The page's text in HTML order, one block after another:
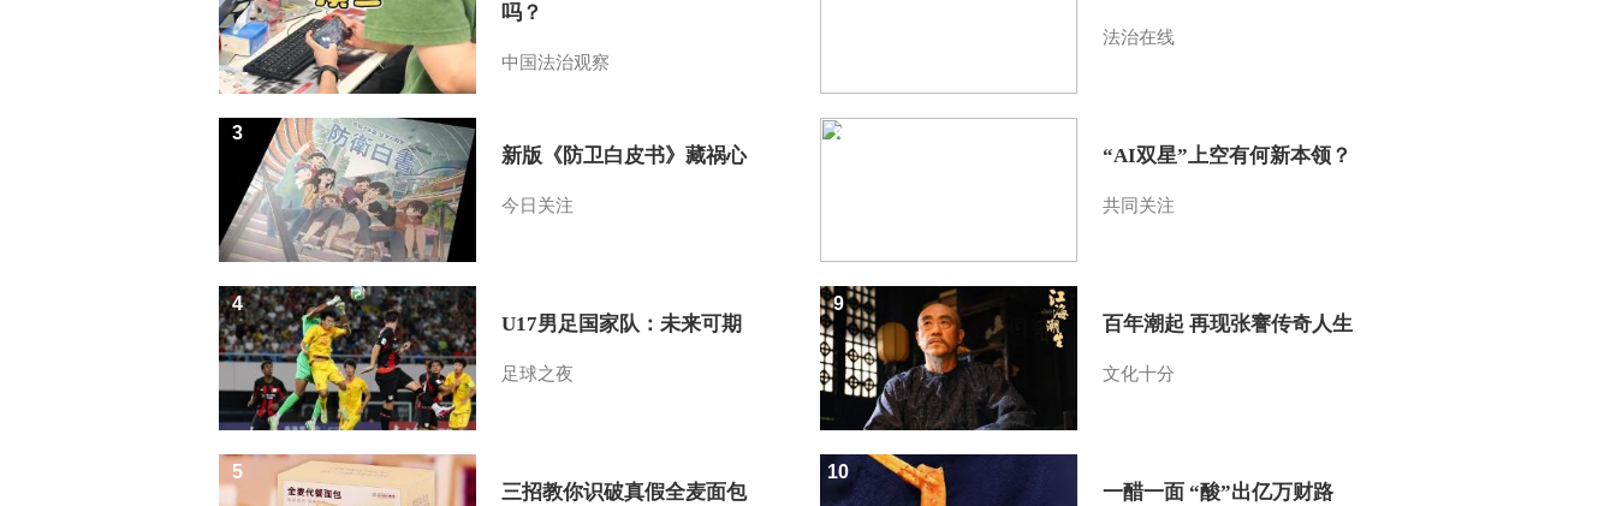
吗？
中国法治观察
新版《防卫白皮书》藏祸心
今日关注
3
U17男足国家队：未来可期
足球之夜
4
三招教你识破真假全麦面包
5
法治在线
“AI双星”上空有何新本领？
共同关注
8
百年潮起 再现张謇传奇人生
文化十分
9
一醋一面 “酸”出亿万财路
10